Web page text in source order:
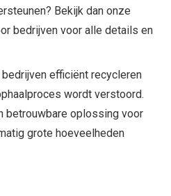
Bekijk dan onze
bedrijven voor alle details en
efficiënt recycleren
wordt verstoord.
betrouwbare oplossing voor
grote hoeveelheden